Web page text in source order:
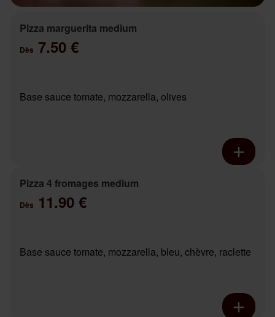
Pizza marguerita medium
Dès 7.50 €
Base sauce tomate, mozzarella, olives
Pizza 4 fromages medium
Dès 11.90 €
Base sauce tomate, mozzarella, bleu, chèvre, raclette